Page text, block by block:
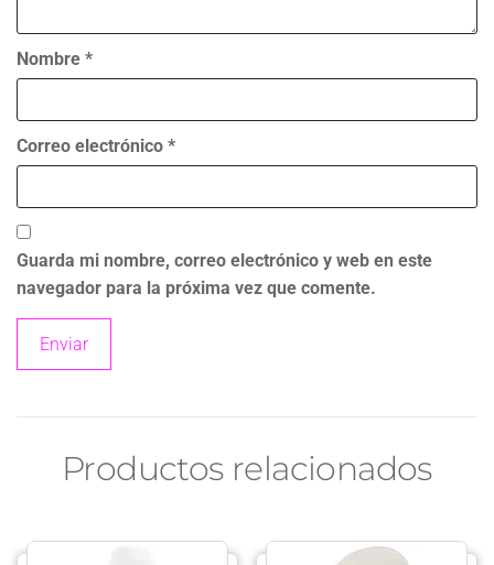
Nombre *
Correo electrónico *
Guarda mi nombre, correo electrónico y web en este
navegador para la próxima vez que comente.
Productos relacionados